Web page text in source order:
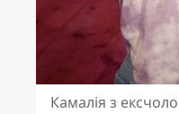
Камалія з